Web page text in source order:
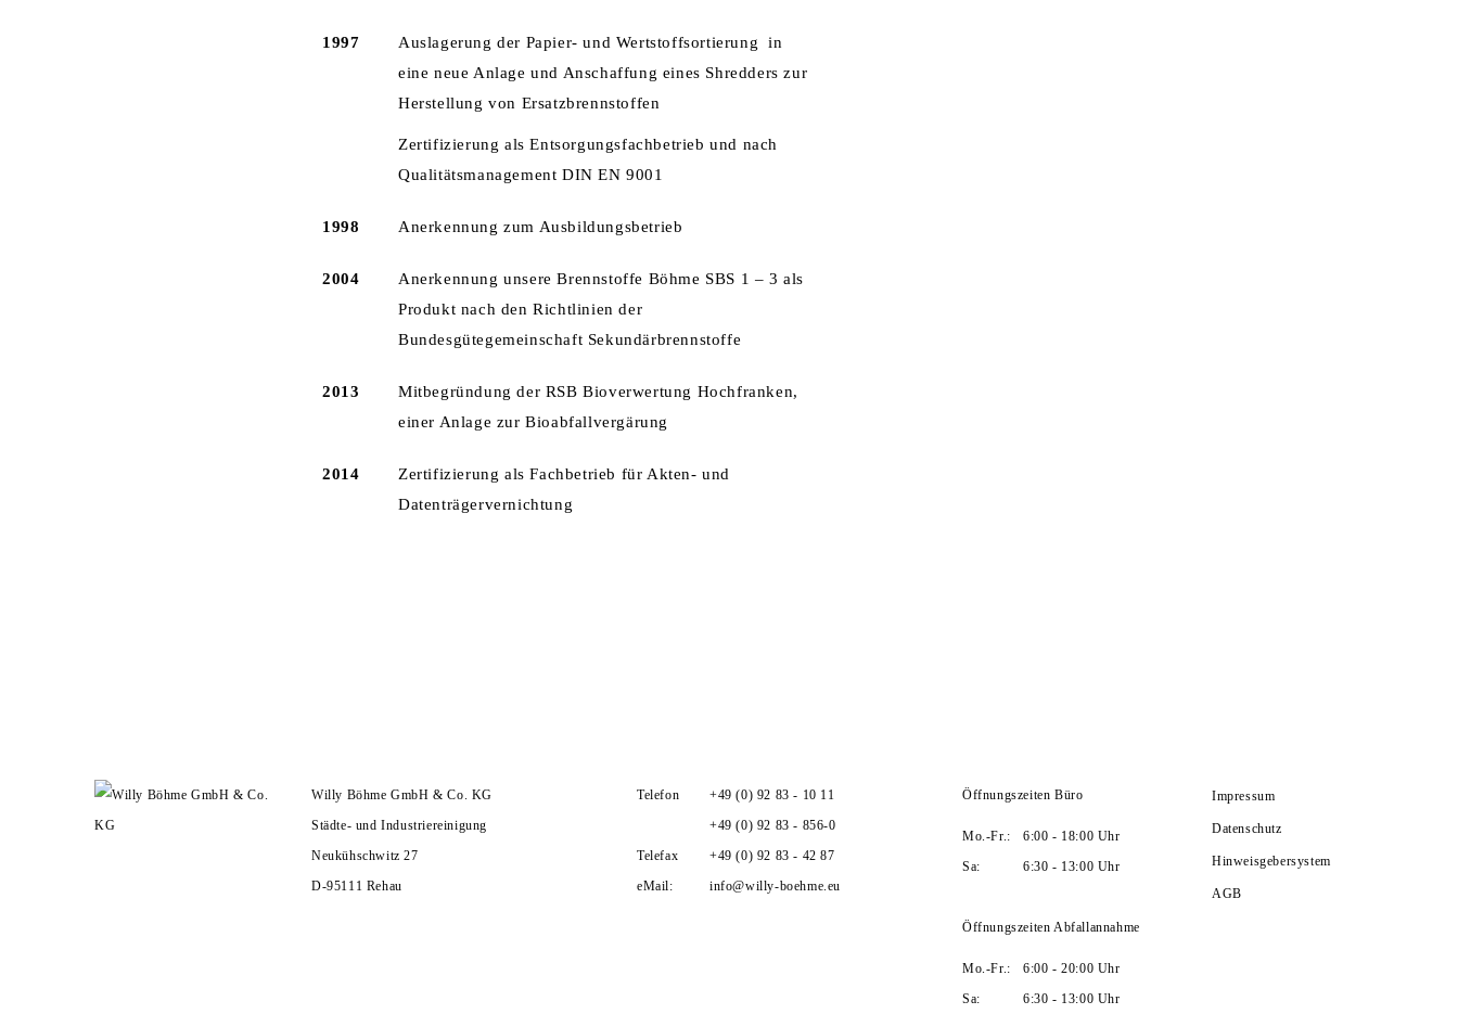
1997
Auslagerung der Papier- und Wertstoffsortierung in
eine neue Anlage und Anschaffung eines Shredders zur
Herstellung von Ersatzbrennstoffen
Zertifizierung als Entsorgungsfachbetrieb und nach
Qualitätsmanagement DIN EN 9001
1998 Anerkennung zum Ausbildungsbetrieb
2004
Anerkennung unsere Brennstoffe Böhme SBS 1 – 3 als
Produkt nach den Richtlinien der
Bundesgütegemeinschaft Sekundärbrennstoffe
2013
Mitbegründung der RSB Bioverwertung Hochfranken,
einer Anlage zur Bioabfallvergärung
2014
Zertifizierung als Fachbetrieb für Akten- und
Datenträgervernichtung
Willy Böhme GmbH & Co. KG
Städte- und Industriereinigung
Neukühschwitz 27
D-95111 Rehau
Telefon
+49 (0) 92 83 - 10 11
+49 (0) 92 83 - 856-0
Telefax
+49 (0) 92 83 - 42 87
eMail:
info@willy-boehme.eu
Öffnungszeiten Büro
Mo.-Fr.:
6:00 - 18:00 Uhr
Sa:
6:30 - 13:00 Uhr
Öffnungszeiten Abfallannahme
Mo.-Fr.:
6:00 - 20:00 Uhr
Sa:
6:30 - 13:00 Uhr
Impressum
Datenschutz
Hinweisgebersystem
AGB